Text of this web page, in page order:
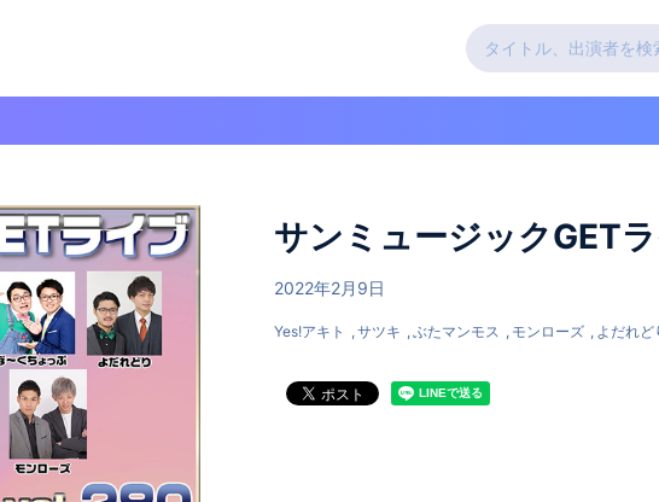
サンミュージックGET
2022年2月9日
Yes!アキト サツキ ぶたマンモス モンローズ よだれど